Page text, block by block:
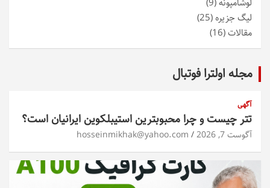
لیگ جزیره(25)
مقالات(16)
مجله اولترا فوتبال
آگهی
تتر چیست و چرا محبوبترین استیبلکوین ایرانیان است؟
آگوست 7, 2026 hosseinmikhak@yahoo.com